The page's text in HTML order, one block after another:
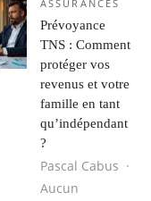
les pièges et
ASSURANCES
Prévoyance
TNS : Comment
protéger vos
revenus et votre
famille en tant
qu’indépendant
?
Pascal Cabus
Aucun